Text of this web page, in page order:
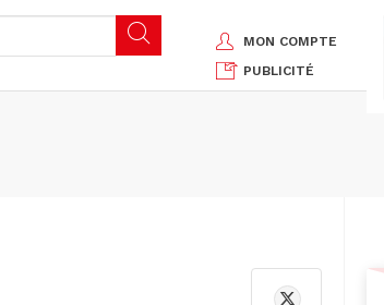
MON COMPTE
PUBLICITÉ